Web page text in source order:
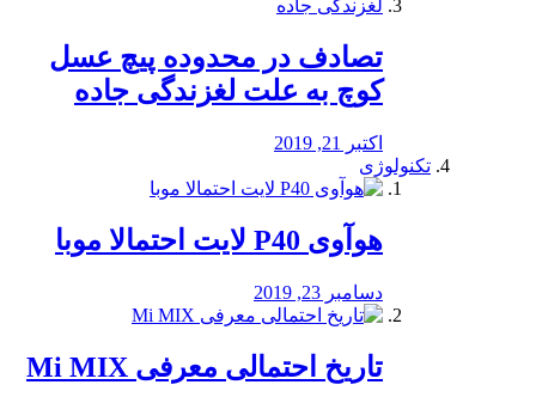
تصادف در محدوده پیچ عسل
کوچ به علت لغزندگی جاده
اکتبر 21, 2019
تکنولوژی
هوآوی P40 لایت احتمالا موبا
دسامبر 23, 2019
تاریخ احتمالی معرفی Mi MIX